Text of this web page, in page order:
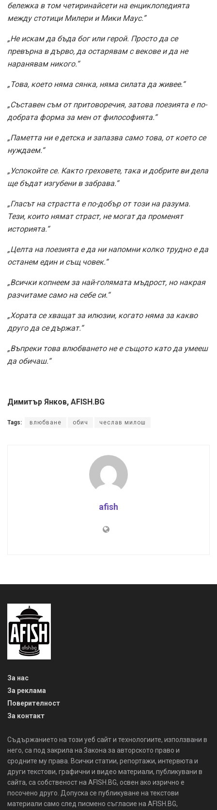
бележка в том четиринайсети на енциклопедията
между стотици Милери и Мики Маус.”
„Не искам да бъда бог или герой. Просто да се
превърна в дърво, да остарявам с векове и да не
наранявам никого.“
„Това, което няма сянка, няма силата да живее.“
„Съставен съм от притоворечия, затова поезията е по-
добрата форма за мен от философията.“
„Паметта ни е детска и запазва само това, от което се
нуждаем.“
„Успокойте се. Както греховете, така и добрите ви дела
ще бъдат изгубени в забрава.“
„Гласът на страстта е по-добър от този на разума.
Тези, които нямат страст, не могат да променят
историята.“
„Целта на поезията е да ни напомни колко трудно е да
останем един и същ човек.“
„Всички копнеем за най-голямата мъдрост, но накрая
разчитаме само на себе си.“
„Хората се хващат за илюзии, когато няма за какво
друго да се държат.“
„Въпреки това влюбването не е същото като да умееш
да обичаш.“
Димитър Янков, AFISH.BG
Tags: влюбване обич чеслав милош
afish
За нас
За реклама
Поверителност
За контакт
Съдържанието на този уеб сайт и технологиите, използвани в
него, са под закрила на Закона за авторското право и
сродните му права. Всички статии, репортажи, интервюта и
други текстови, графични и видео материали, публикувани в
сайта, са собственост на AFISH.BG, освен ако изрично е
посочено друго. Допуска се публикуване на текстови
материали само след писмено съгласие на AFISH.BG,